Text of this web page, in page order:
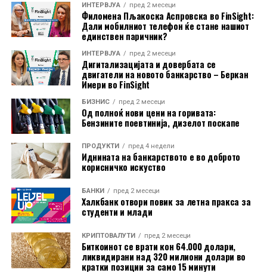
Граѓаните се повикуваат навреме да ги проверат сите
услови и да го изберат најповолниот начин за
користење на своите средства во странство, со цел
да избегнат непотребни дополнителни трошоци.
ИНТЕРВЈУА пред 2 месеци
Филомена Пљакоска Аспровска во FinSight:
Дали мобилниот телефон ќе стане нашиот
единствен паричник?
ИНТЕРВЈУА пред 2 месеци
Дигитализацијата и довербата се
двигатели на новото банкарство – Беркан
Имери во FinSight
БИЗНИС пред 2 месеци
Од полноќ нови цени на горивата:
Бензините поевтинија, дизелот поскапе
ПРОДУКТИ пред 4 недели
Иднината на банкарството е во доброто
корисничко искуство
БАНКИ пред 2 месеци
Халкбанк отвори повик за летна пракса за
студенти и млади
КРИПТОВАЛУТИ пред 2 месеци
Биткоинот се врати кон 64.000 долари,
ликвидирани над 320 милиони долари во
кратки позиции за само 15 минути